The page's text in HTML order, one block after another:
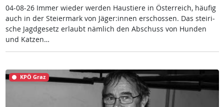
04-08-26 Im­mer wie­der wer­den Haus­tie­re in Ös­t­er­reich, häu­fig
auch in der Stei­er­mark von Jä­ger:in­nen er­schos­sen. Das stei­ri­
sche Jagd­ge­setz er­laubt näm­lich den Ab­schuss von Hun­den
und Kat­zen…
KPÖ Graz